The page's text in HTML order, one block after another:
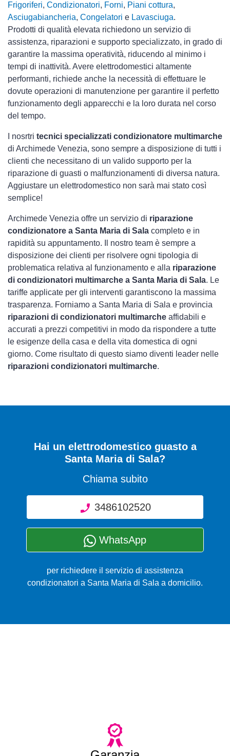
Frigoriferi, Condizionatori, Forni, Piani cottura,
Asciugabiancheria, Congelatori e Lavasciuga.
Prodotti di qualità elevata richiedono un servizio di
assistenza, riparazioni e supporto specializzato, in grado di
garantire la massima operatività, riducendo al minimo i
tempi di inattività. Avere elettrodomestici altamente
performanti, richiede anche la necessità di effettuare le
dovute operazioni di manutenzione per garantire il perfetto
funzionamento degli apparecchi e la loro durata nel corso
del tempo.
I nosrtri tecnici specializzati condizionatore multimarche
di Archimede Venezia, sono sempre a disposizione di tutti i
clienti che necessitano di un valido supporto per la
riparazione di guasti o malfunzionamenti di diversa natura.
Aggiustare un elettrodomestico non sarà mai stato così
semplice!
Archimede Venezia offre un servizio di riparazione
condizionatore a Santa Maria di Sala completo e in
rapidità su appuntamento. Il nostro team è sempre a
disposizione dei clienti per risolvere ogni tipologia di
problematica relativa al funzionamento e alla riparazione
di condizionatori multimarche a Santa Maria di Sala. Le
tariffe applicate per gli interventi garantiscono la massima
trasparenza. Forniamo a Santa Maria di Sala e provincia
riparazioni di condizionatori multimarche affidabili e
accurati a prezzi competitivi in modo da rispondere a tutte
le esigenze della casa e della vita domestica di ogni
giorno. Come risultato di questo siamo diventi leader nelle
riparazioni condizionatori multimarche.
Hai un elettrodomestico guasto a
Santa Maria di Sala?
Chiama subito
3486102520
WhatsApp
per richiedere il servizio di assistenza
condizionatori a Santa Maria di Sala a domicilio.